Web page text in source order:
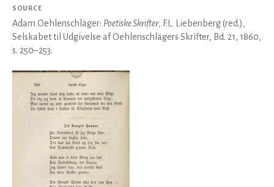
SOURCE
Adam Oehlenschläger: Poetiske Skrifter, F.L. Liebenberg (red.),
Selskabet til Udgivelse af Oehlenschlägers Skrifter, Bd. 21, 1860,
s. 250–253.